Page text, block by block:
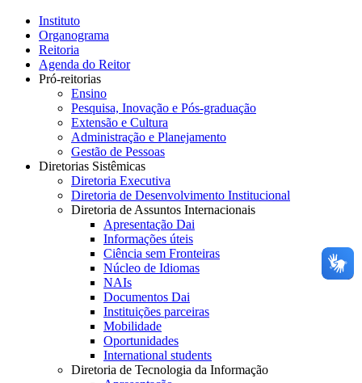
Instituto
Organograma
Reitoria
Agenda do Reitor
Pró-reitorias
Ensino
Pesquisa, Inovação e Pós-graduação
Extensão e Cultura
Administração e Planejamento
Gestão de Pessoas
Diretorias Sistêmicas
Diretoria Executiva
Diretoria de Desenvolvimento Institucional
Diretoria de Assuntos Internacionais
Apresentação Dai
Informações úteis
Ciência sem Fronteiras
Núcleo de Idiomas
NAIs
Documentos Dai
Instituições parceiras
Mobilidade
Oportunidades
International students
Diretoria de Tecnologia da Informação